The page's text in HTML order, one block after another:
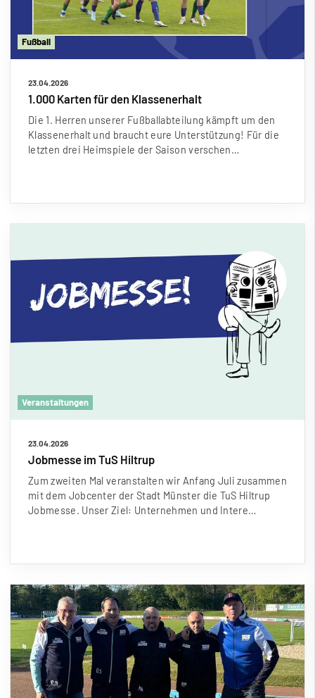
Fußball
23.04.2026
1.000 Karten für den Klassenerhalt
Die 1. Herren unserer Fußballabteilung kämpft um den
Klassenerhalt und braucht eure Unterstützung! Für die
letzten drei Heimspiele der Saison verschen…
Veranstaltungen
23.04.2026
Jobmesse im TuS Hiltrup
Zum zweiten Mal veranstalten wir Anfang Juli zusammen
mit dem Jobcenter der Stadt Münster die TuS Hiltrup
Jobmesse. Unser Ziel: Unternehmen und Intere…